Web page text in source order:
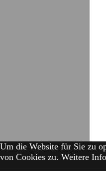
Um die Website für Sie zu
von Cookies zu. Weitere